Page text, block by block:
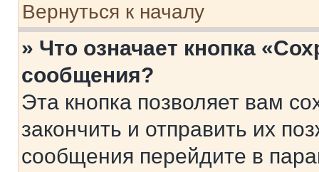
Вернуться к началу
» Что означает кнопка
сообщения?
Эта кнопка позволяет вам
закончить и отправить их
сообщения перейдите в